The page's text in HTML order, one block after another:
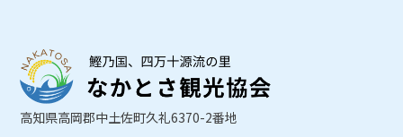
高知県高岡郡中土佐町久礼6370-2番地